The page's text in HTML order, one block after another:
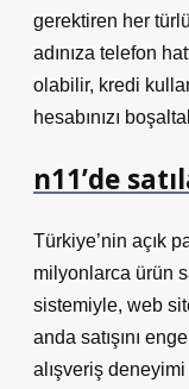
gerektiren her
adınıza telefon
olabilir, kredi
hesabınızı
n11’de
Türkiye’nin açık
milyonlarca ürün
sistemiyle, web
anda satışını
alışveriş